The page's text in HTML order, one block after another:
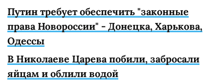
Путин требует обеспечить "законные
права Новороссии" - Донецка, Харькова,
Одессы
В Николаеве Царева побили, забросали
яйцам и облили водой